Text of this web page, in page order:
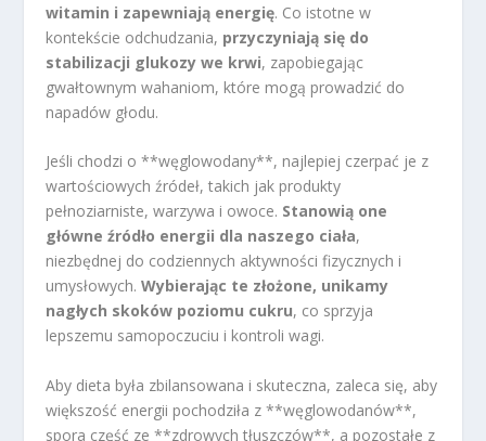
witamin i zapewniają energię. Co istotne w
kontekście odchudzania, przyczyniają się do
stabilizacji glukozy we krwi, zapobiegając
gwałtownym wahaniom, które mogą prowadzić do
napadów głodu.
Jeśli chodzi o **węglowodany**, najlepiej czerpać je z
wartościowych źródeł, takich jak produkty
pełnoziarniste, warzywa i owoce. Stanowią one
główne źródło energii dla naszego ciała,
niezbędnej do codziennych aktywności fizycznych i
umysłowych.Wybierając te złożone, unikamy
nagłych skoków poziomu cukru, co sprzyja
lepszemu samopoczuciu i kontroli wagi.
Aby dieta była zbilansowana i skuteczna, zaleca się, aby
większość energii pochodziła z **węglowodanów**,
spora część ze **zdrowych tłuszczów**, a pozostałe z